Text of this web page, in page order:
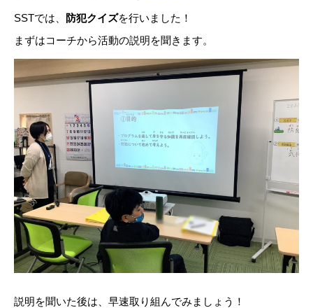
SSTでは、 防犯クイズを行いました！
まずはコーチから活動の説明を聞きます。
説明を聞いた後は、早速取り組んでみましょう！